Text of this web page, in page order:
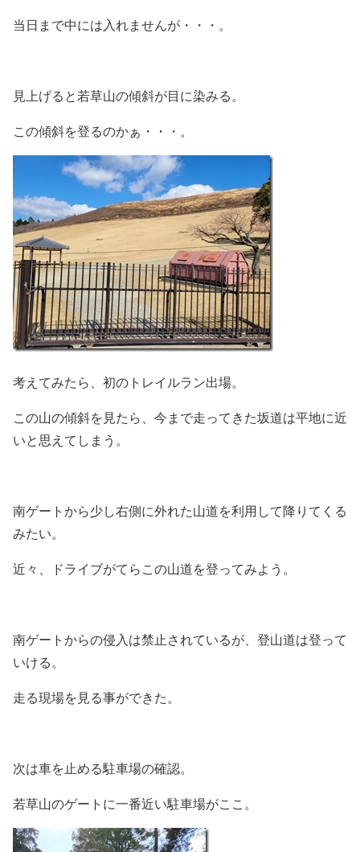
当日まで中には入れませんが・・・。
見上げると若草山の傾斜が目に染みる。
この傾斜を登るのかぁ・・・。
考えてみたら、初のトレイルラン出場。
この山の傾斜を見たら、今まで走ってきた坂道は平地に近
いと思えてしまう。
南ゲートから少し右側に外れた山道を利用して降りてくる
みたい。
近々、ドライブがてらこの山道を登ってみよう。
南ゲートからの侵入は禁止されているが、登山道は登って
いける。
走る現場を見る事ができた。
次は車を止める駐車場の確認。
若草山のゲートに一番近い駐車場がここ。